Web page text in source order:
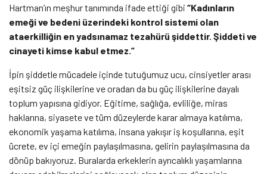
Hartman’ın meşhur tanımında ifade ettiği gibi “Kadınların
emeği ve bedeni üzerindeki kontrol sistemi olan
ataerkilliğin en yadsınamaz tezahürü şiddettir. Şiddeti ve
cinayeti kimse kabul etmez.”
İpin şiddetle mücadele içinde tutuğumuz ucu, cinsiyetler arası
eşitsiz güç ilişkilerine ve oradan da bu güç ilişkilerine dayalı
toplum yapısına gidiyor. Eğitime, sağlığa, evliliğe, miras
haklarına, siyasete ve tüm düzeylerde karar almaya katılıma,
ekonomik yaşama katılıma, insana yakışır iş koşullarına, eşit
ücrete, ev içi emeğin paylaşılmasına, gelirin paylaşılmasına da
dönüp bakıyoruz. Buralarda erkeklerin ayrıcalıklı yaşamlarına